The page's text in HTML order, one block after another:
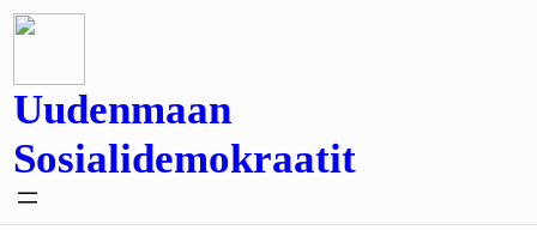
Siirry
Uudenmaan
Sosialidemokraatit